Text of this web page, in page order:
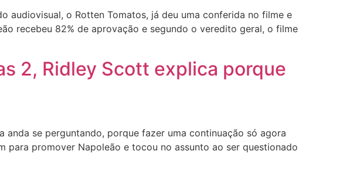
audiovisual, o Rotten Tomatos, já deu uma conferida no filme e
recebeu 82% de aprovação e segundo o veredito geral, o filme
2, Ridley Scott explica porque
se perguntando, porque fazer uma continuação só agora
promover Napoleão e tocou no assunto ao ser questionado